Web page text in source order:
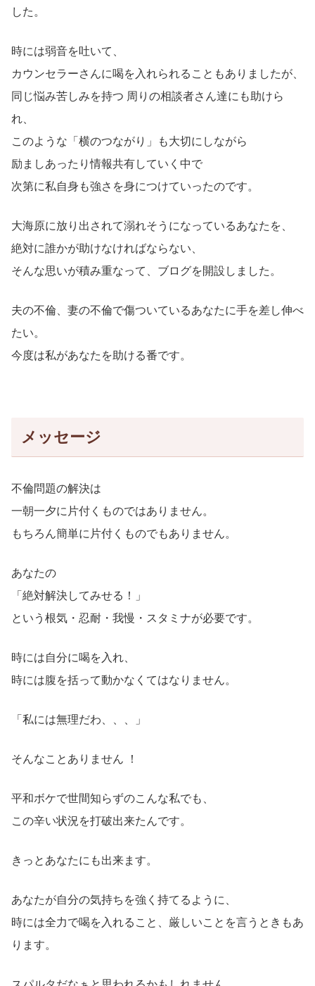
した。
時には弱音を吐いて、
カウンセラーさんに喝を入れられることもありましたが、
同じ悩み苦しみを持つ 周りの相談者さん達にも助けら
れ、
このような「横のつながり」も大切にしながら
励ましあったり情報共有していく中で
次第に私自身も強さを身につけていったのです。
大海原に放り出されて溺れそうになっているあなたを、
絶対に誰かが助けなければならない、
そんな思いが積み重なって、ブログを開設しました。
夫の不倫、妻の不倫で傷ついているあなたに手を差し伸べ
たい。
今度は私があなたを助ける番です。
メッセージ
不倫問題の解決は
一朝一夕に片付くものではありません。
もちろん簡単に片付くものでもありません。
あなたの
「絶対解決してみせる！」
という根気・忍耐・我慢・スタミナが必要です。
時には自分に喝を入れ、
時には腹を括って動かなくてはなりません。
「私には無理だわ、、、」
そんなことありません ！
平和ボケで世間知らずのこんな私でも、
この辛い状況を打破出来たんです。
きっとあなたにも出来ます。
あなたが自分の気持ちを強く持てるように、
時には全力で喝を入れること、厳しいことを言うときもあ
ります。